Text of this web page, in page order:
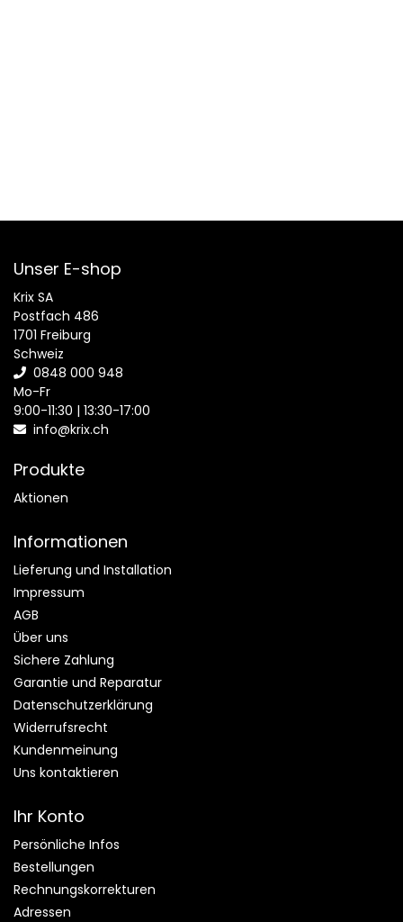
Unser E-shop
Krix SA
Postfach 486
1701 Freiburg
Schweiz
0848 000 948
Mo-Fr
9:00-11:30 | 13:30-17:00
info@krix.ch
Produkte
Aktionen
Informationen
Lieferung und Installation
Impressum
AGB
Über uns
Sichere Zahlung
Garantie und Reparatur
Datenschutzerklärung
Widerrufsrecht
Kundenmeinung
Uns kontaktieren
Ihr Konto
Persönliche Infos
Bestellungen
Rechnungskorrekturen
Adressen